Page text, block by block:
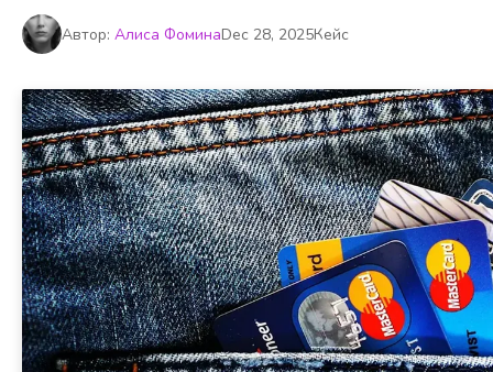
Автор: Алиса ФоминаDec 28, 2025Кейс